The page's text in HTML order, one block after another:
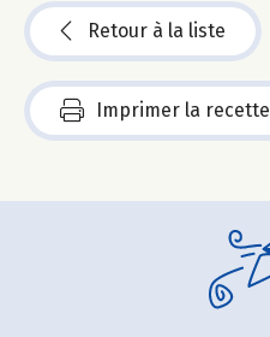
Retour à la liste
Imprimer la recette